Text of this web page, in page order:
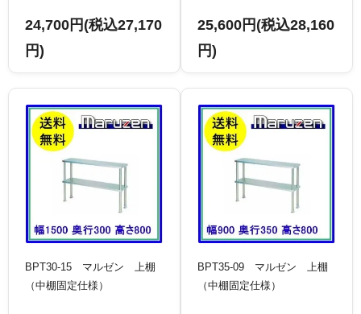
24,700円(税込27,170
円)
25,600円(税込28,160
円)
BPT30-15 マルゼン 上棚
（中棚固定仕様）
BPT35-09 マルゼン 上棚
（中棚固定仕様）